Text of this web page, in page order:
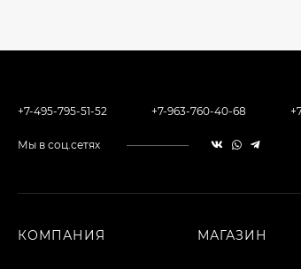
+7-495-795-51-52 +7-963-760-40-68
Мы в соц.сетях
КОМПАНИЯ МАГАЗИН